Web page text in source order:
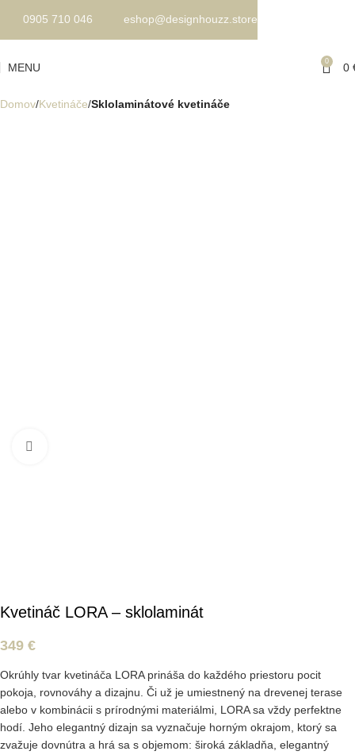
MENU 0 0
Domov Kvetináče Sklolaminátové kvetináče
Kvetináč LORA – sklolaminát
349 €
Okrúhly tvar kvetináča LORA prináša do každého priestoru pocit
pokoja, rovnováhy a dizajnu. Či už je umiestnený na drevenej terase
alebo v kombinácii s prírodnými materiálmi, LORA sa vždy perfektne
hodí. Jeho elegantný dizajn sa vyznačuje horným okrajom, ktorý sa
zvažuje dovnútra a hrá sa s objemom: široká základňa, elegantný
0905 710 046 eshop@designhouzz.store